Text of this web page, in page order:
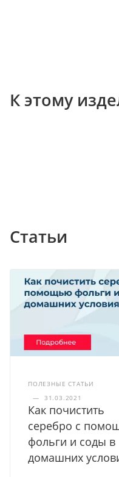
К этому
Статьи
ПОЛЕЗНЫЕ СТАТЬИ
—
31.03.2021
Как почистить
серебро с
фольги и соды в
домашних